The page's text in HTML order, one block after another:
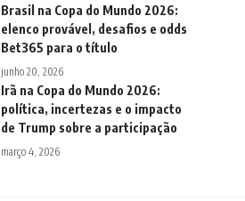
Brasil na Copa do Mundo 2026:
elenco provável, desafios e odds
Bet365 para o título
junho 20, 2026
Irã na Copa do Mundo 2026:
política, incertezas e o impacto
de Trump sobre a participação
março 4, 2026